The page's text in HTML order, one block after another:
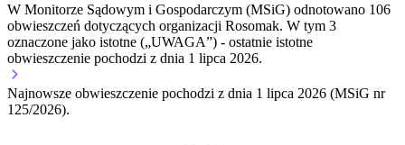
W Monitorze Sądowym i Gospodarczym (MSiG) odnotowano 106
obwieszczeń dotyczących organizacji Rosomak. W tym 3
oznaczone jako istotne („UWAGA”) - ostatnie istotne
obwieszczenie pochodzi z dnia 1 lipca 2026.
Najnowsze obwieszczenie pochodzi z dnia 1 lipca 2026 (MSiG nr
125/2026).